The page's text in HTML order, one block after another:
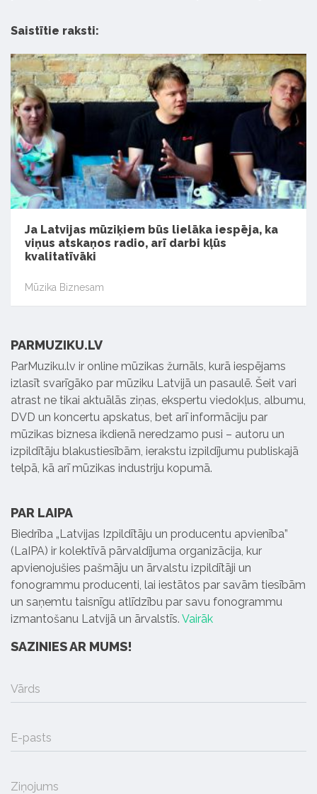
Saistītie raksti:
Ja Latvijas mūziķiem būs lielāka iespēja, ka
viņus atskaņos radio, arī darbi kļūs
kvalitatīvāki
Mūzika Biznesam
PARMUZIKU.LV
ParMuziku.lv ir online mūzikas žurnāls, kurā iespējams
izlasīt svarīgāko par mūziku Latvijā un pasaulē. Šeit vari
atrast ne tikai aktuālās ziņas, ekspertu viedokļus, albumu,
DVD un koncertu apskatus, bet arī informāciju par
mūzikas biznesa ikdienā neredzamo pusi – autoru un
izpildītāju blakustiesībām, ierakstu izpildījumu publiskajā
telpā, kā arī mūzikas industriju kopumā.
PAR LAIPA
Biedrība „Latvijas Izpildītāju un producentu apvienība”
(LaIPA) ir kolektīvā pārvaldījuma organizācija, kur
apvienojušies pašmāju un ārvalstu izpildītāji un
fonogrammu producenti, lai iestātos par savām tiesībām
un saņemtu taisnīgu atlīdzību par savu fonogrammu
izmantošanu Latvijā un ārvalstīs. Vairāk
SAZINIES AR MUMS!
Vārds
E-pasts
Ziņojums